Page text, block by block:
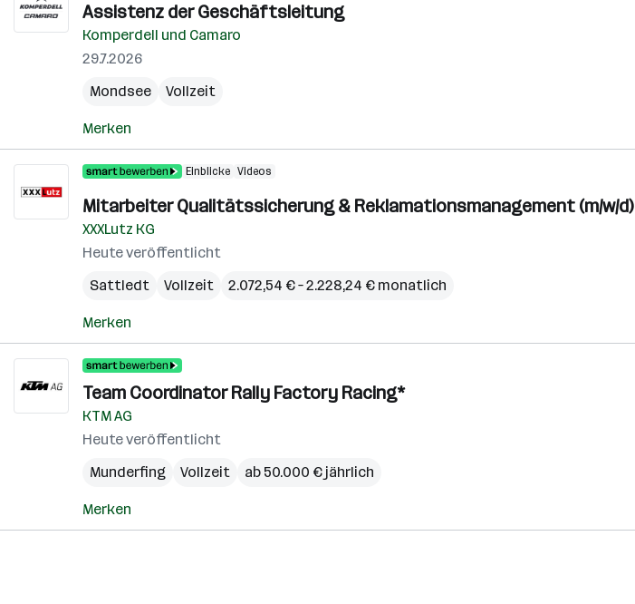
Assistenz der Geschäftsleitung
Komperdell und Camaro
29.7.2026
Mondsee
Vollzeit
Merken
Einblicke Videos
Mitarbeiter Qualitätssicherung & Reklamationsmanagement (m/w/d)
XXXLutz KG
Heute veröffentlicht
Sattledt
Vollzeit 2.072,54 € – 2.228,24 € monatlich
Merken
Team Coordinator Rally Factory Racing*
KTM AG
Heute veröffentlicht
Munderfing
Vollzeit ab 50.000 € jährlich
Merken